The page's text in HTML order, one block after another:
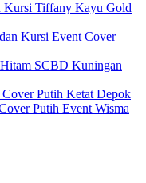
Kursi Tiffany Kayu Gold
Kursi Event Cover
SCBD Kuningan
Putih Ketat Depok
Putih Event Wisma